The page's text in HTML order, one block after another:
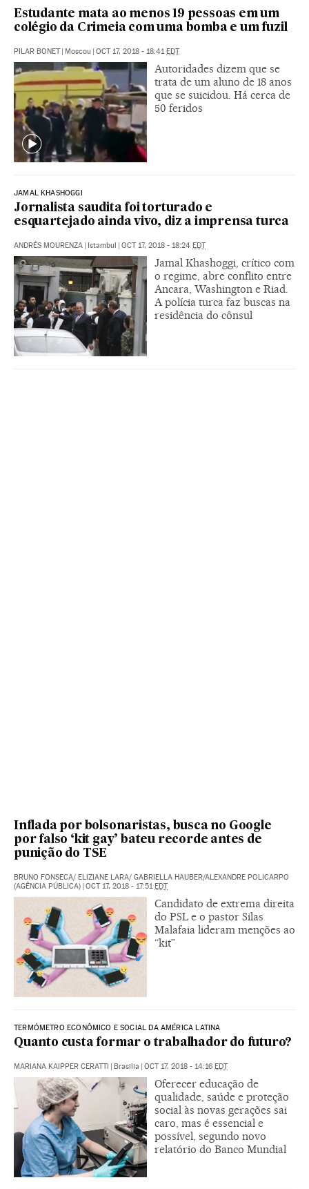
Estudante mata ao menos 19 pessoas em um
colégio da Crimeia com uma bomba e um fuzil
PILAR BONET | Moscou | OCT 17, 2018 - 18:41EDT
Autoridades dizem que se
trata de um aluno de 18 anos
que se suicidou. Há cerca de
50 feridos
JAMAL KHASHOGGI
Jornalista saudita foi torturado e
esquartejado ainda vivo, diz a imprensa turca
ANDRÉS MOURENZA | Istambul | OCT 17, 2018 - 18:24 EDT
Jamal Khashoggi, crítico com
o regime, abre conflito entre
Ancara, Washington e Riad.
A polícia turca faz buscas na
residência do cônsul
Inflada por bolsonaristas, busca no Google
por falso ‘kit gay’ bateu recorde antes de
punição do TSE
BRUNO FONSECA/ ELIZIANE LARA/ GABRIELLA HAUBER/ALEXANDRE POLICARPO
(AGÊNCIA PÚBLICA) | OCT 17, 2018 - 17:51EDT
Candidato de extrema direita
do PSL e o pastor Silas
Malafaia lideram menções ao
“kit”
TERMÓMETRO ECONÔMICO E SOCIAL DA AMÉRICA LATINA
Quanto custa formar o trabalhador do futuro?
MARIANA KAIPPER CERATTI | Brasilia | OCT 17, 2018 - 14:16 EDT
Oferecer educação de
qualidade, saúde e proteção
social às novas gerações sai
caro, mas é essencial e
possível, segundo novo
relatório do Banco Mundial